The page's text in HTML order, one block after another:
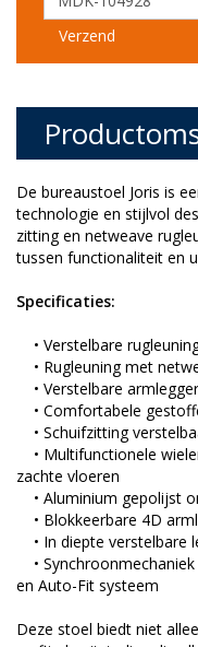
Verzend
De bureaustoel Joris is
technologie en stijlvol
zitting en netweave
tussen functionaliteit en
Specificaties:
• Verstelbare
• Rugleuning met
• Verstelbare
• Comfortabele
• Schuifzitting
• Multifunctionele
zachte vloeren
• Aluminium gepolijst
• Blokkeerbare 4D
• In diepte verstelbare
•
en Auto-Fit systeem
Deze stoel biedt niet